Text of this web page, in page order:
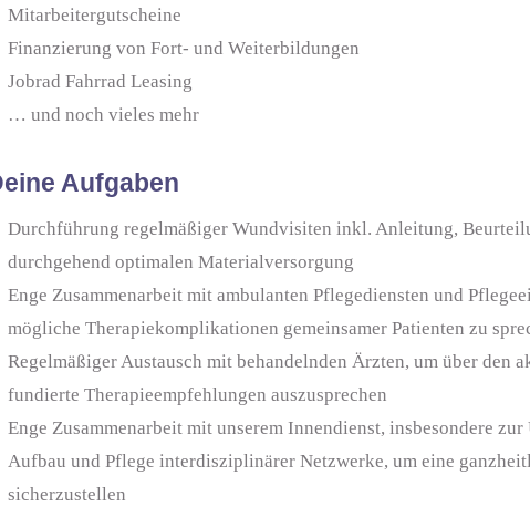
Mitarbeitergutscheine
Finanzierung von Fort­- und Weiterbildungen
Jobrad Fahrrad Leasing
… und noch vieles mehr
Aufgaben
Durchführung regelmäßiger Wundvisiten inkl. Anleitung,
durchgehend optimalen Materialversorgung
Enge Zusammenarbeit mit ambulanten Pflegediensten und
mögliche Therapiekomplikationen gemeinsamer Patienten zu
Regelmäßiger Austausch mit behandelnden Ärzten, um über den
fundierte Therapieempfehlungen auszusprechen
Enge Zusammenarbeit mit unserem Innendienst, insbesondere
Aufbau und Pflege interdisziplinärer Netzwerke, um eine
sicherzustellen